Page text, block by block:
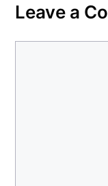
Leave a